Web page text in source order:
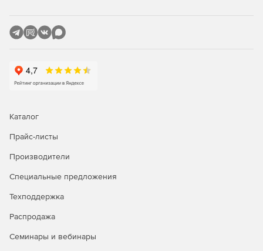
Каталог
Прайс-листы
Производители
Специальные предложения
Техподдержка
Распродажа
Семинары и вебинары